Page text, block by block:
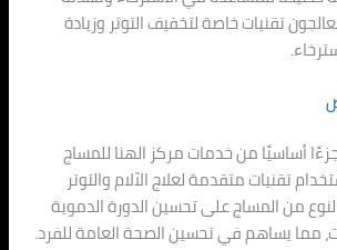
تقنيات خاصة لتخفيف التوتر وزيادة
أساسيًا من خدمات مركز الهنا للمساج
تقنيات متقدمة لعلاج الآلام والتوتر
من المساج على تحسين الدورة الدموية
مما يساهم في تحسين الصحة العامة للفرد.